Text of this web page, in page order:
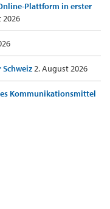
Plattform in erster
2026
2. August 2026
Kommunikationsmittel